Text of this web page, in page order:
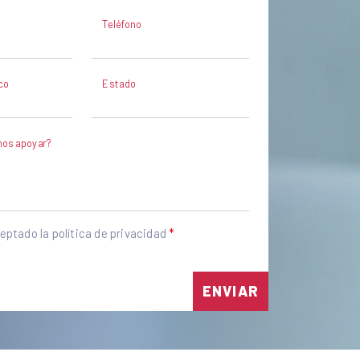
Teléfono
Estado
apoyar?
la política de privacidad
ENVIAR